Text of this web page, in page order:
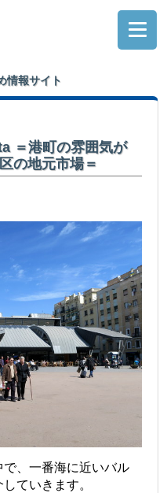
情報サイト
＝港町の雰囲気が
の地元市場＝
、一番海に近いバル
ていきます。